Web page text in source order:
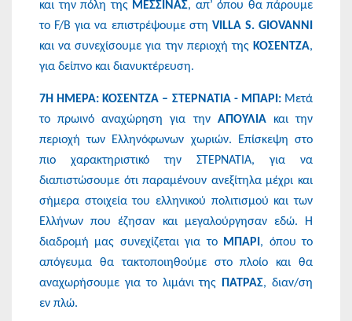
και την πόλη της ΜΕΣΣΙΝΑΣ, απ’ όπου θα πάρουμε
το F/B για να επιστρέψουμε στη VILLA S. GIOVANNI
και να συνεχίσουμε για την περιοχή της ΚΟΣΕΝΤΖΑ,
για δείπνο και διανυκτέρευση.
7Η ΗΜΕΡΑ: ΚΟΣΕΝΤΖΑ – ΣΤΕΡΝΑΤΙΑ - ΜΠΑΡΙ:Μετά
το πρωινό αναχώρηση για την ΑΠΟΥΛΙΑ και την
περιοχή των Ελληνόφωνων χωριών. Επίσκεψη στο
πιο χαρακτηριστικό την ΣΤΕΡΝΑΤΙΑ, για να
διαπιστώσουμε ότι παραμένουν ανεξίτηλα μέχρι και
σήμερα στοιχεία του ελληνικού πολιτισμού και των
Ελλήνων που έζησαν και μεγαλούργησαν εδώ. Η
διαδρομή μας συνεχίζεται για το ΜΠΑΡΙ , όπου το
απόγευμα θα τακτοποιηθούμε στο πλοίο και θα
αναχωρήσουμε για το λιμάνι της
ΠΑΤΡΑΣ, διαν/ση
εν πλώ.